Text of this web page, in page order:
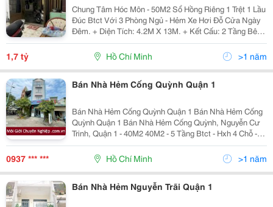
Chung Tâm Hóc Môn - 50M2 Sổ Hồng Riêng 1 Trệt 1 Lầu
Đúc Btct Với 3 Phòng Ngủ - Hẻm Xe Hơi Đỗ Cửa Ngày
Đêm. + Diện Tích: 4.2M X 13M. + Kết Cấu: 2 Tầng Bê
Tông Cốt Thép Với 3 Phòng Ngủ Rộng Có Sân Phơi Đồ.
+ Khu Dân Trí Cao Tầng, 20M Ra Mặt Tiền...
1,7 tỷ Hồ Chí Minh >1 năm
Bán Nhà Hẻm Cống Quỳnh Quận 1
Bán Nhà Hẻm Cống Quỳnh Quận 1 Bán Nhà Hẻm Cống
Quỳnh Quận 1 Bán Nhà Hẻm Cống Quỳnh, Nguyễn Cư
Trinh, Quận 1 - 40M2 40M2 - 5 Tầng Btct - Hxh 4 Chỗ -
Cống Quỳnh - Quận 1 - Thích Hợp Cho Thuê Căn Hộ
Dịch Vụ Dt 40M2 / 3M X 13M Chủ...
0937 *** *** Hồ Chí Minh >1 năm
Bán Nhà Hẻm Nguyễn Trãi Quận 1